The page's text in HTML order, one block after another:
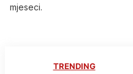
mjeseci.
TRENDING